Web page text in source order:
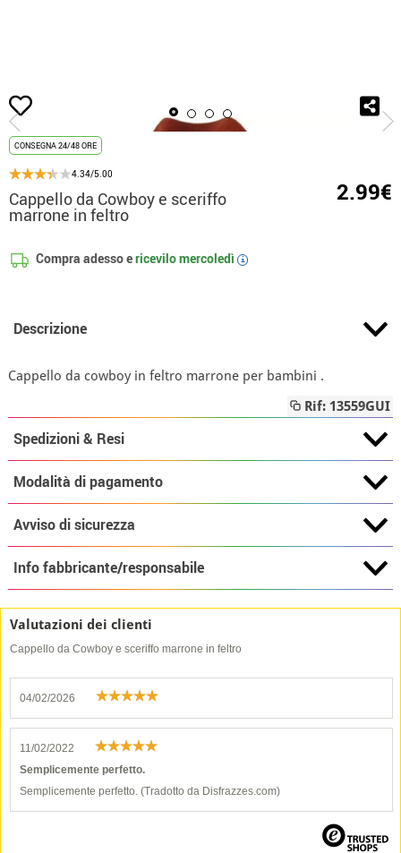
Inizio Cappello da Cowboy e sceriffo
CONSEGNA 24/48 ORE
4.34/5.00
Cappello da Cowboy e sceriffo
marrone in feltro
2.99€
Compra adesso ericevilomercoledì i
Descrizione
Cappello da cowboy in feltro marrone per bambini .
Rif: 13559GUI
Spedizioni & Resi
Modalità di pagamento
Avviso di sicurezza
Info fabbricante/responsabile
Valutazioni dei clienti
Cappello da Cowboy e sceriffo marrone in feltro
04/02/2026
11/02/2022
Semplicemente perfetto.
Semplicemente perfetto. (Tradotto da Disfrazzes.com)